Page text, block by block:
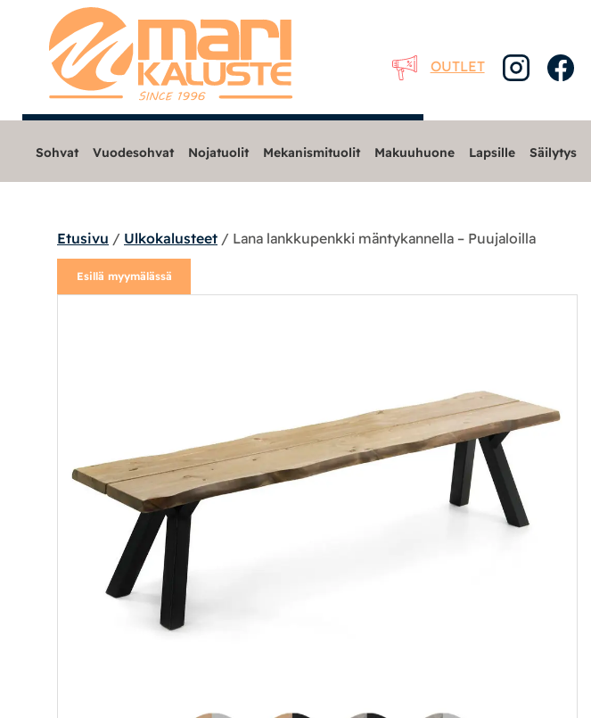
OUTLET
Sohvat
Nojatuolit
Pöydät ja tuolit
Ruokaryhmät
Penkit ja lankkupenkit
Ruokapöydät
Sohvat Vuodesohvat Nojatuolit Mekanismituolit Makuuhuone Lapsille Säilytys
Etusivu / Ulkokalusteet / Lana lankkupenkki mäntykannella – Puujaloilla
Esillä myymälässä